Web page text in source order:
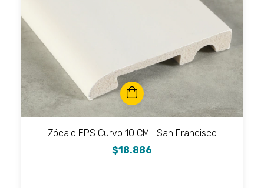
Zócalo EPS Curvo 10 CM -San Francisco
$18.886